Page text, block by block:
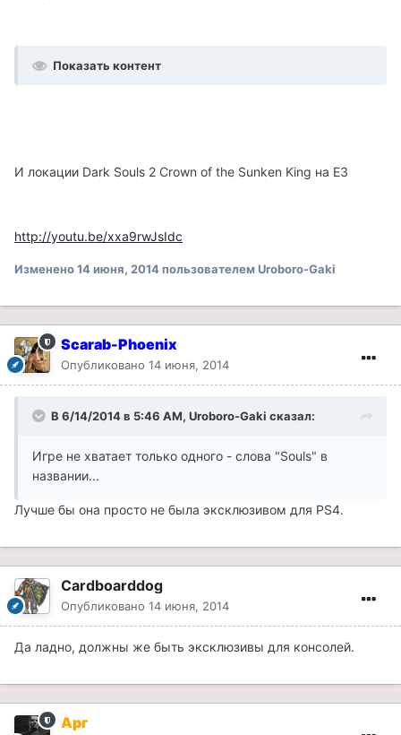
Показать контент
И локации Dark Souls 2 Crown of the Sunken King на E3
http://youtu.be/xxa9rwJsIdc
Изменено14 июня, 2014пользователем Uroboro-Gaki
Scarab-Phoenix
Опубликовано 14 июня, 2014
В 6/14/2014 в 5:46 AM, Uroboro-Gaki сказал:
Игре не хватает только одного - слова "Souls" в
названии...
Лучше бы она просто не была эксклюзивом для PS4.
Cardboarddog
Опубликовано 14 июня, 2014
Да ладно, должны же быть эксклюзивы для консолей.
Арг